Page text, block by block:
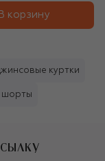
В корзину
куртки
шорты